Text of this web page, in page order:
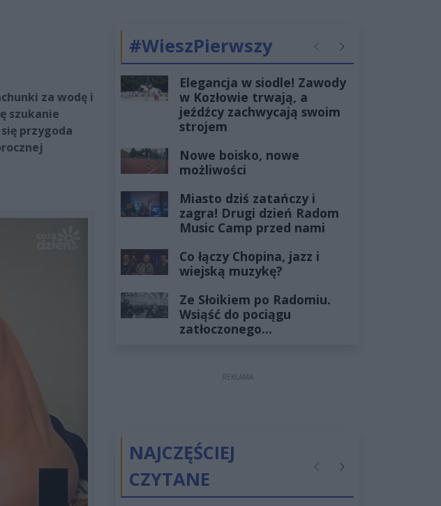
za wodę i
szukanie
przygoda
#WieszPierwszy PoprzednieNastępne
Elegancja w siodle! Zawody
w Kozłowie trwają, a
jeźdźcy zachwycają swoim
strojem
Nowe boisko, nowe
możliwości
Miasto dziś zatańczy i
zagra! Drugi dzień Radom
Music Camp przed nami
Co łączy Chopina, jazz i
wiejską muzykę?
Ze Słoikiem po Radomiu.
Wsiąść do pociągu
zatłoczonego...
REKLAMA
NAJCZĘŚCIEJ
CZYTANE
PoprzednieNastępne